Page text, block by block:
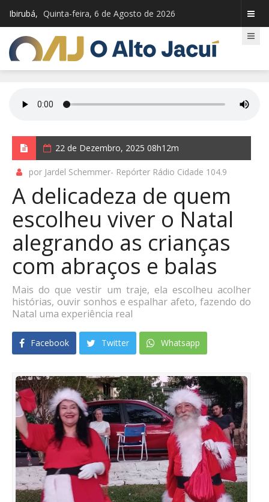
Ibirubá, Quinta-feira, 6 de Agosto de 2026
22 de Dezembro, 2025 08h12m
por Jardel Schemmer- Repórter Rádio Cidade 104.9
A delicadeza de quem
escolheu viver o Natal
alegrando as crianças
com abraços e balas
Mais do que vestir um traje, ela escolheu acolher
histórias, ouvir sonhos e espalhar afeto, fazendo do
Natal uma experiência real
Facebook Twitter Whatsapp